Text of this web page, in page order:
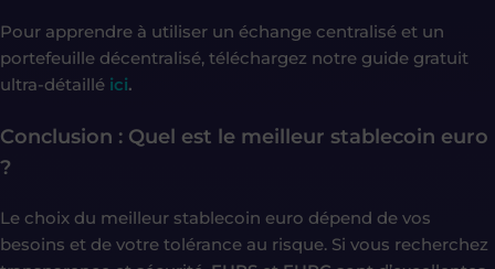
Pour apprendre à utiliser un échange centralisé et un
portefeuille décentralisé, téléchargez notre guide gratuit
ultra-détaillé ici.
Conclusion : Quel est le meilleur stablecoin euro
?
Le choix du meilleur stablecoin euro dépend de vos
besoins et de votre tolérance au risque. Si vous recherchez